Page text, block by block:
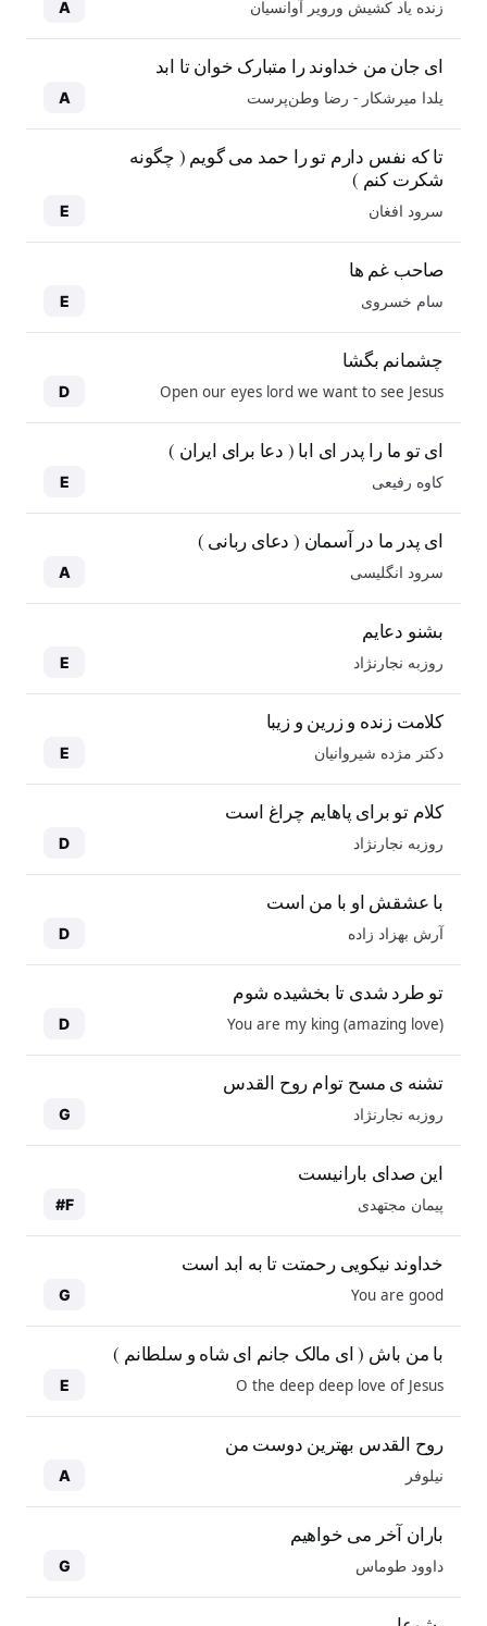
زنده یاد کشیش ورویر آوانسیان A
ای جان من خداوند را متبارک خوان تا ابد
یلدا میرشکار - رضا وطن‌پرست A
تا که نفس دارم تو را حمد می گویم ( چگونه
شکرت کنم )
سرود افغان E
صاحب غم ها
سام خسروی E
چشمانم بگشا
Open our eyes lord we want to see Jesus
D
ای تو ما را پدر ای ابا ( دعا برای ایران )
کاوه رفیعی E
ای پدر ما در آسمان ( دعای ربانی )
سرود انگلیسی A
بشنو دعایم
روزبه نجارنژاد E
کلامت زنده و زرین و زیبا
دکتر مژده شیروانیان E
کلام تو برای پاهایم چراغ است
روزبه نجارنژاد D
با عشقش او با من است
آرش بهزاد زاده D
تو طرد شدی تا بخشیده شوم
You are my king (amazing love)
D
تشنه ی مسح توام روح القدس
روزبه نجارنژاد G
این صدای بارانیست
پیمان مجتهدی F#
خداوند نیکویی رحمتت تا به ابد است
You are good
G
با من باش ( ای مالک جانم ای شاه و سلطانم )
O the deep deep love of Jesus
E
روح القدس بهترین دوست من
نیلوفر A
باران آخر می خواهیم
داوود طوماس G